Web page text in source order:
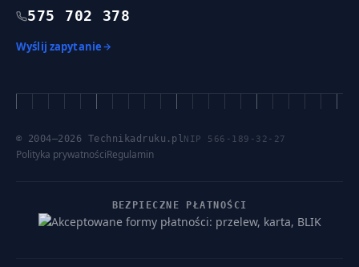
575 702 378
Wyślij zapytanie
© 2004–2026 Technikadruku.pl NIP 566-189-32-27
Polityka prywatnościRegulamin
BEZPIECZNE PŁATNOŚCI